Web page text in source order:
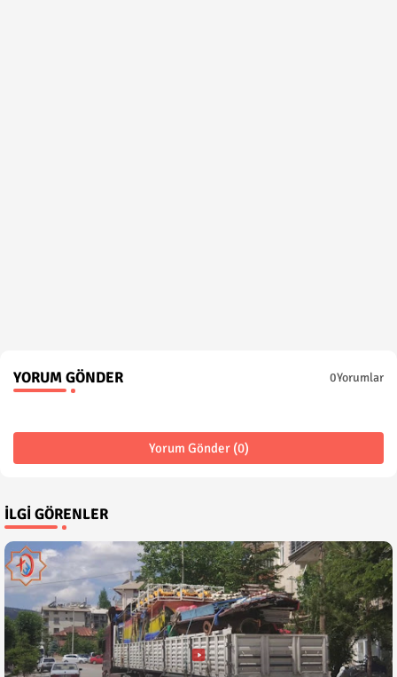
YORUM GÖNDER 0Yorumlar
Yorum Gönder (0)
İLGI GÖRENLER